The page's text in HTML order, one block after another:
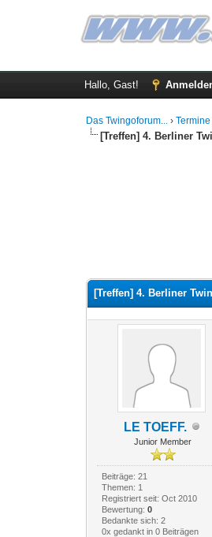
Hallo, Gast!
Das Twingoforum... ›Termine
[Treffen] 4. Berliner
[Treffen] 4. Berliner
LE TOEFF.
Junior Member
Beiträge: 21
Themen: 1
Registriert seit: Oct 2010
Bewertung: 0
Bedankte sich: 2
0x gedankt in 0 Beiträgen